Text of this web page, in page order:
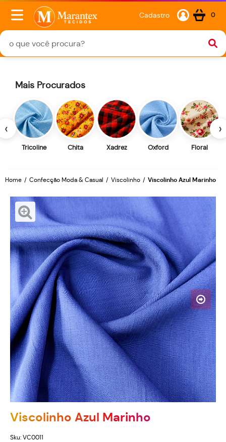
Cadastro 0
‹
Mais Procurados
Tricoline Chita Xadrez Oxford Floral
›
Home Confecção Moda & Casual Viscolinho Viscolinho Azul Marinho
Viscolinho Azul Marinho
Sku: VC0011